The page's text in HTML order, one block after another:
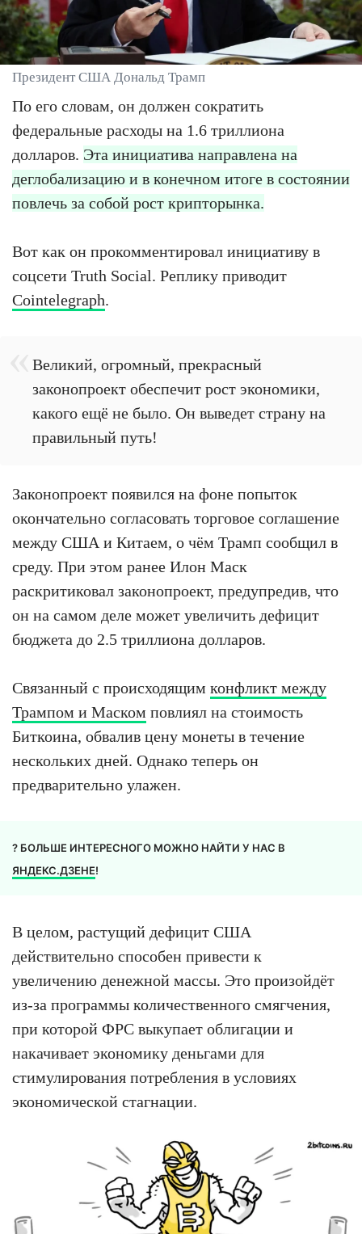
Президент США Дональд Трамп
По его словам, он должен сократить
федеральные расходы на 1.6 триллиона
долларов. Эта инициатива направлена на
деглобализацию и в конечном итоге в состоянии
повлечь за собой рост крипторынка.
Вот как он прокомментировал инициативу в
соцсети Truth Social. Реплику приводит
Cointelegraph.
Великий, огромный, прекрасный
законопроект обеспечит рост экономики,
какого ещё не было. Он выведет страну на
правильный путь!
Законопроект появился на фоне попыток
окончательно согласовать торговое соглашение
между США и Китаем, о чём Трамп сообщил в
среду. При этом ранее Илон Маск
раскритиковал законопроект, предупредив, что
он на самом деле может увеличить дефицит
бюджета до 2.5 триллиона долларов.
Связанный с происходящим конфликт между
Трампом и Маском повлиял на стоимость
Биткоина, обвалив цену монеты в течение
нескольких дней. Однако теперь он
предварительно улажен.
? БОЛЬШЕ ИНТЕРЕСНОГО МОЖНО НАЙТИ У НАС В
ЯНДЕКС.ДЗЕНЕ!
В целом, растущий дефицит США
действительно способен привести к
увеличению денежной массы. Это произойдёт
из-за программы количественного смягчения,
при которой ФРС выкупает облигации и
накачивает экономику деньгами для
стимулирования потребления в условиях
экономической стагнации.